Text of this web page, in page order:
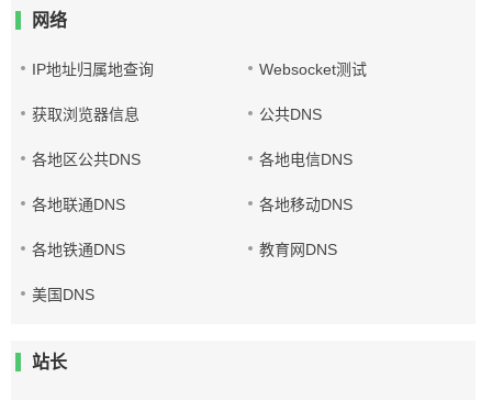
网络
IP地址归属地查询 Websocket测试
获取浏览器信息 公共DNS
各地区公共DNS 各地电信DNS
各地联通DNS 各地移动DNS
各地铁通DNS 教育网DNS
美国DNS
站长